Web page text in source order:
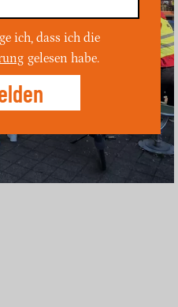
ich, dass ich die
gelesen habe.